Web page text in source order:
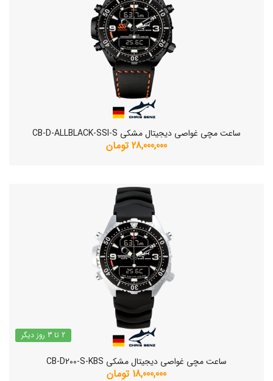
ساعت مچی غواصی دیجیتال مشکی CB-D-ALLBLACK-SSI-S
28,000,000 تومان
2 تا 3 روز دیگر
ساعت مچی غواصی دیجیتال مشکی CB-D200-S-KBS
18,000,000 تومان